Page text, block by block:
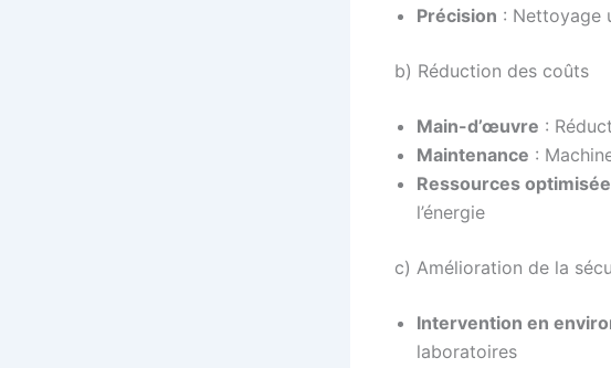
Précision : Nettoyage
b) Réduction des coûts
Main-d’œuvre :
Maintenance :
Ressources
l’énergie
c) Amélioration de la
Intervention en
laboratoires